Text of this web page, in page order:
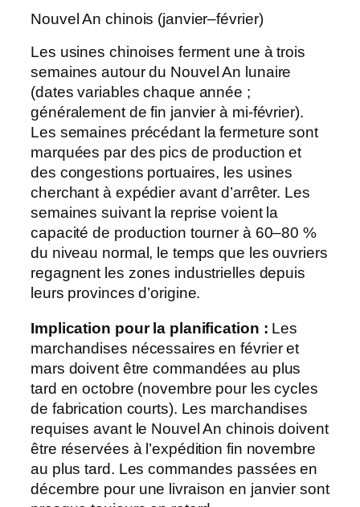
Nouvel An chinois (janvier–février)
Les usines chinoises ferment une à trois
semaines autour du Nouvel An lunaire
(dates variables chaque année ;
généralement de fin janvier à mi-février).
Les semaines précédant la fermeture sont
marquées par des pics de production et
des congestions portuaires, les usines
cherchant à expédier avant d’arrêter. Les
semaines suivant la reprise voient la
capacité de production tourner à 60–80 %
du niveau normal, le temps que les ouvriers
regagnent les zones industrielles depuis
leurs provinces d’origine.
Implication pour la planification : Les
marchandises nécessaires en février et
mars doivent être commandées au plus
tard en octobre (novembre pour les cycles
de fabrication courts). Les marchandises
requises avant le Nouvel An chinois doivent
être réservées à l’expédition fin novembre
au plus tard. Les commandes passées en
décembre pour une livraison en janvier sont